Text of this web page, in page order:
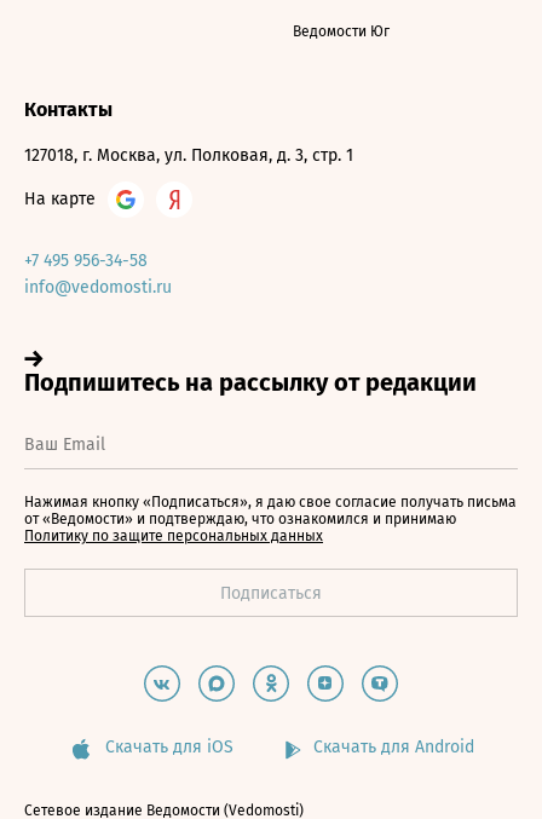
Ведомости Юг
Контакты
127018, г. Москва, ул. Полковая, д. 3, стр. 1
На карте
+7 495 956-34-58
info@vedomosti.ru
Нажимая кнопку «Подписаться», я даю свое согласие получать письма
от «Ведомости» и подтверждаю, что ознакомился и принимаю
Политику по защите персональных данных
Скачать для iOS Скачать для Android
Сетевое издание Ведомости (Vedomosti)